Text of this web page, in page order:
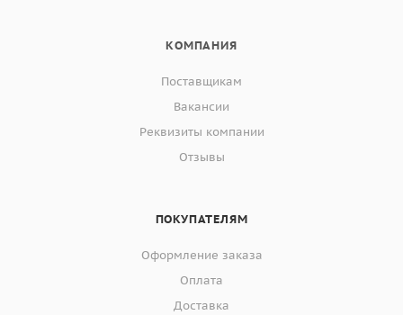
КОМПАНИЯ
Поставщикам
Вакансии
Реквизиты компании
Отзывы
ПОКУПАТЕЛЯМ
Оформление заказа
Оплата
Доставка